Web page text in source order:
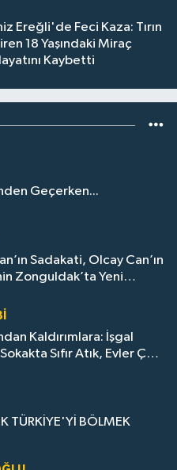
Ereğli'de Feci Kaza: Tırın
18 Yaşındaki Miraç
Kaybetti
Geçerken...
Sadakati, Olcay Can’ın
Zonguldak’ta Yeni
Kaldırımlara: İşgal
Sıfır Atık, Evler Çöp
TÜRKİYE'Yİ BÖLMEK